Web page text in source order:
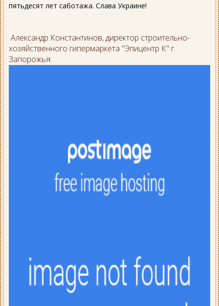
пятьдесят лет саботажа. Слава Украине!
Александр Константинов, директор строительно-
хозяйственного гипермаркета "Эпицентр К" г.
Запорожья: